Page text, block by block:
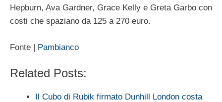
Hepburn, Ava Gardner, Grace Kelly e Greta Garbo con
costi che spaziano da 125 a 270 euro.
Fonte | Pambianco
Related Posts:
Il Cubo di Rubik firmato Dunhill London costa